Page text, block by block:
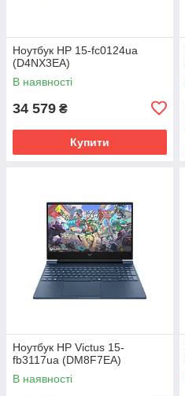
Ноутбук HP 15-fc0124ua
(D4NX3EA)
В наявності
34 579 ₴
Купити
Ноутбук HP Victus 15-
fb3117ua (DM8F7EA)
В наявності